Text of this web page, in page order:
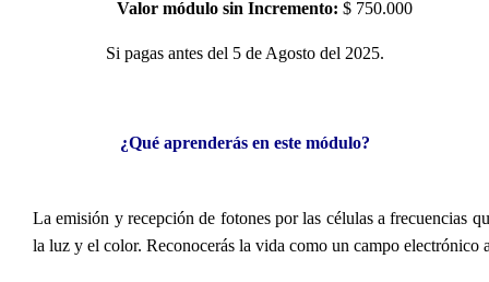
Valor módulo sin Incremento: $ 750.000
Si pagas antes del 5 de Agosto del 2025.
¿Qué aprenderás en este módulo?
La emisión y recepción de fotones por las células a frecuencias
la luz y el color. Reconocerás la vida como un campo electrónico